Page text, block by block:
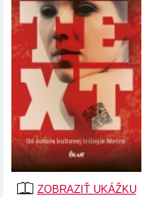
ZOBRAZIŤ UKÁŽKU